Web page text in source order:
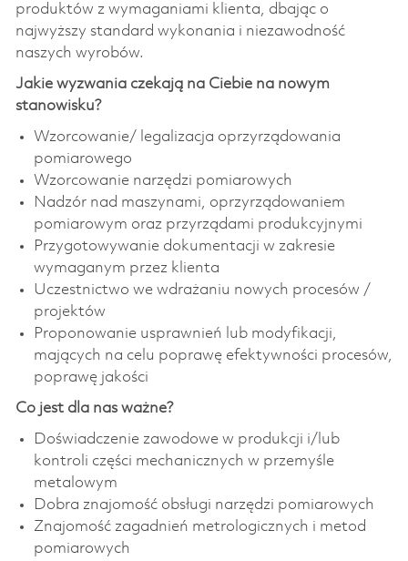
produktów z wymaganiami klienta, dbając o
najwyższy standard wykonania i niezawodność
naszych wyrobów.
Jakie wyzwania czekają na Ciebie na nowym
stanowisku?
Wzorcowanie/ l egalizacja oprzyrządowania
pomiarowego
Wzorcowanie narzędzi pomiarowych
Nadzór nad maszynami, oprzyrządowaniem
pomiarowym oraz przyrządami produkcyjnymi
Przygotowywanie dokumentacji w zakresie
wymaganym przez klienta
Uczestnictwo we wdrażaniu nowych procesów /
projektów
Proponowanie usprawnień lub modyfikacji,
mających na celu poprawę efektywności procesów,
poprawę jakości
Co jest dla nas ważne?
Doświadczenie zawodowe w produkcji i/lub
kontroli części mechanicznych w przemyśle
metalowym
Dobra znajomość obsługi narzędzi pomiarowych
Znajomość zagadnień metrologicznych i metod
pomiarowych